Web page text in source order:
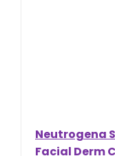
Neutrogena
Facial Derm